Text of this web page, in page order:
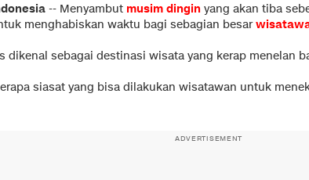
-- Menyambut musim dingin yang akan tiba
menghabiskan waktu bagi sebagian besar
dikenal sebagai destinasi wisata yang kerap menelan
siasat yang bisa dilakukan wisatawan untuk
ADVERTISEMENT